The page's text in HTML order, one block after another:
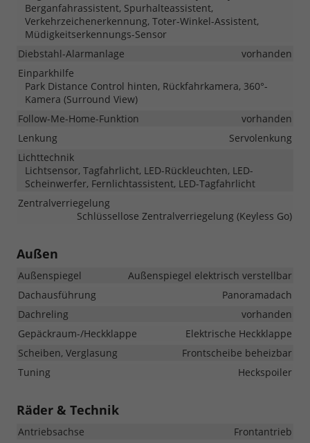
Berganfahrassistent, Spurhalteassistent,
Verkehrzeichenerkennung, Toter-Winkel-Assistent,
Müdigkeitserkennungs-Sensor
Diebstahl-Alarmanlage
vorhanden
Einparkhilfe
Park Distance Control hinten, Rückfahrkamera, 360°-
Kamera (Surround View)
Follow-Me-Home-Funktion
vorhanden
Lenkung
Servolenkung
Lichttechnik
Lichtsensor, Tagfahrlicht, LED-Rückleuchten, LED-
Scheinwerfer, Fernlichtassistent, LED-Tagfahrlicht
Zentralverriegelung
Schlüssellose Zentralverriegelung (Keyless Go)
Außen
Außenspiegel
Außenspiegel elektrisch verstellbar
Dachausführung
Panoramadach
Dachreling
vorhanden
Gepäckraum-/Heckklappe
Elektrische Heckklappe
Scheiben, Verglasung
Frontscheibe beheizbar
Tuning
Heckspoiler
Räder & Technik
Antriebsachse
Frontantrieb